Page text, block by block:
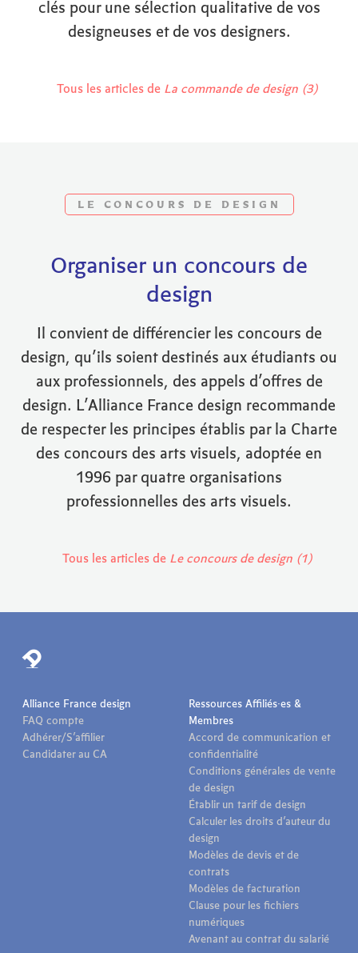
clés pour une sélection qualitative de vos
designeuses et de vos designers.
Tous les articles de La commande de design (3)
LE CONCOURS DE DESIGN
Organiser un concours de
design
Il convient de différencier les concours de
design, qu’ils soient destinés aux étudiants ou
aux professionnels, des appels d’offres de
design. L’Alliance France design recommande
de respecter les principes établis par la Charte
des concours des arts visuels, adoptée en
1996 par quatre organisations
professionnelles des arts visuels.
Tous les articles de Le concours de design (1)
Alliance France design
FAQ compte
Adhérer/S’affilier
Candidater au CA
Ressources Affiliés·es &
Membres
Accord de communication et
confidentialité
Conditions générales de vente
de design
Établir un tarif de design
Calculer les droits d’auteur du
design
Modèles de devis et de
contrats
Modèles de facturation
Clause pour les fichiers
numériques
Avenant au contrat du salarié